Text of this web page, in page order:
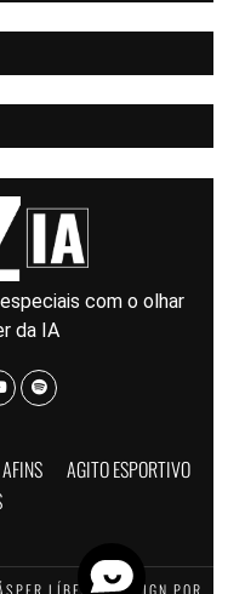
com o olhar
da IA
AGITO ESPORTIVO
LÍBERO · DESIGN POR